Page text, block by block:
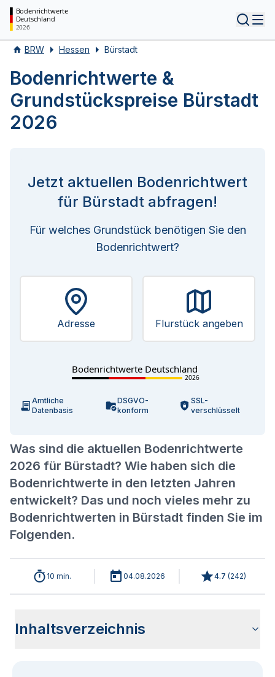
Bodenrichtwerte
Deutschland
2026
BRW Hessen Bürstadt
Bodenrichtwerte &
Grundstückspreise Bürstadt
2026
Was sind die aktuellen Bodenrichtwerte
2026 für Bürstadt? Wie haben sich die
Bodenrichtwerte in den letzten Jahren
entwickelt? Das und noch vieles mehr zu
Bodenrichtwerten in Bürstadt finden Sie im
Folgenden.
Jetzt aktuellen Bodenrichtwert
für Bürstadt abfragen!
Für welches Grundstück benötigen Sie den
Bodenrichtwert?
Adresse Flurstück angeben
Bodenrichtwerte Deutschland
2026
Amtliche
Datenbasis
DSGVO-
konform
SSL-
verschlüsselt
10 min. 04.08.2026 4.7 (242)
Inhaltsverzeichnis